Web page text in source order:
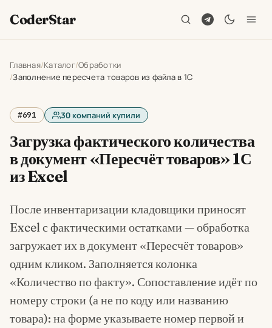
CoderStar
Главная Каталог Обработки
Заполнение пересчета товаров из файла в 1С
#691 30компаний купили
Загрузка фактического количества
в документ «Пересчёт товаров» 1С
из Excel
После инвентаризации кладовщики приносят
Excel с фактическими остатками — обработка
загружает их в документ «Пересчёт товаров»
одним кликом. Заполняется колонка
«Количество по факту». Сопоставление идёт по
номеру строки (а не по коду или названию
товара): на форме указываете номер первой и